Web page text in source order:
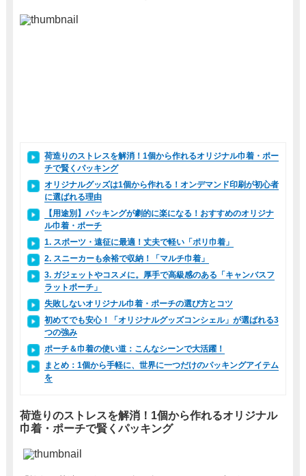
荷造りのストレスを解消！1個から作れるオリジナル巾着・ポー
チで賢くパッキング
オリジナルグッズは1個から作れる！オンデマンド印刷が初心者
に選ばれる理由
【用途別】パッキングが劇的に楽になる！おすすめのオリジナ
ル巾着・ポーチ
1. スポーツ・遠征に最適！丈夫で軽い「ポリ巾着」
2. スニーカーも余裕で収納！「マルチ巾着」
3. ガジェットやコスメに。厚手で高級感のある「キャンバスフ
ラットポーチ」
失敗しないオリジナル巾着・ポーチの選び方とコツ
初めてでも安心！「オリジナルグッズコンシェル」が選ばれる3
つの強み
ポーチ＆巾着の使い道：こんなシーンで大活躍！
まとめ：1個から手軽に、世界に一つだけのパッキングアイテム
を
荷造りのストレスを解消！1個から作れるオリジナル
巾着・ポーチで賢くパッキング